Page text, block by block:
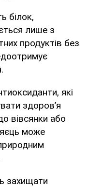
білок,
лише з
продуктів без
які
здоров’я
вівсянки або
може
захищати